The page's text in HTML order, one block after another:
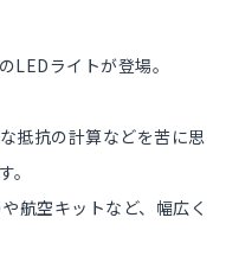
LEDライトが登場。
抵抗の計算などを苦に思
航空キットなど、幅広く